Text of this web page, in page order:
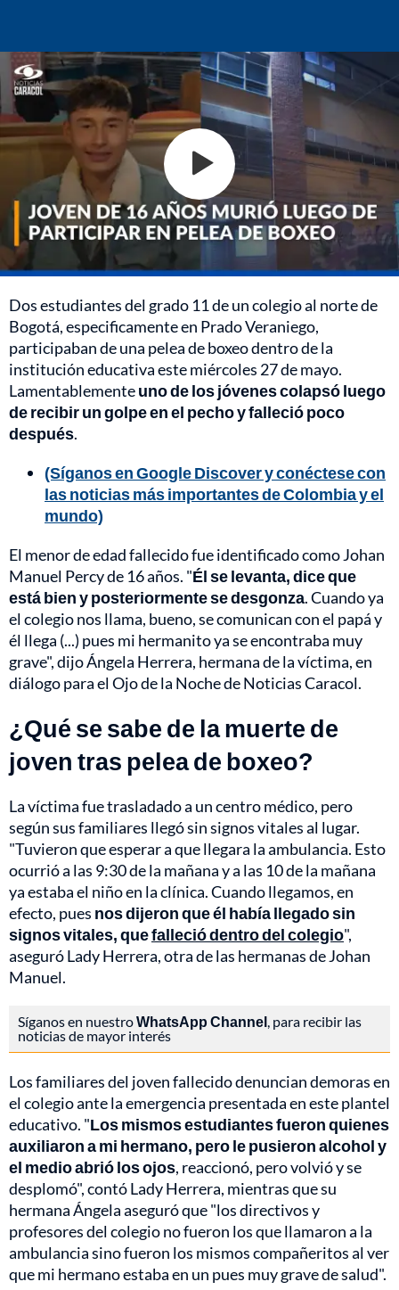
Dos estudiantes del grado 11 de un colegio al norte de
Bogotá, especificamente en Prado Veraniego,
participaban de una pelea de boxeo dentro de la
institución educativa este miércoles 27 de mayo.
Lamentablementeuno de los jóvenes colapsó luego
de recibir un golpe en el pecho y falleció poco
después.
(Síganos en Google Discover y conéctese con
las noticias más importantes de Colombia y el
mundo)
El menor de edad fallecido fue identificado como Johan
Manuel Percy de 16 años. "Él se levanta, dice que
está bien y posteriormente se desgonza. Cuando ya
el colegio nos llama, bueno, se comunican con el papá y
él llega (...) pues mi hermanito ya se encontraba muy
grave", dijo Ángela Herrera, hermana de la víctima, en
diálogo para el Ojo de la Noche de Noticias Caracol.
¿Qué se sabe de la muerte de
joven tras pelea de boxeo?
La víctima fue trasladado a un centro médico, pero
según sus familiares llegó sin signos vitales al lugar.
"Tuvieron que esperar a que llegara la ambulancia. Esto
ocurrió a las 9:30 de la mañana y a las 10 de la mañana
ya estaba el niño en la clínica. Cuando llegamos, en
efecto, pues nos dijeron que él había llegado sin
signos vitales, quefalleció dentro del colegio",
aseguró Lady Herrera, otra de las hermanas de Johan
Manuel.
Síganos en nuestroWhatsApp Channel , para recibir las
noticias de mayor interés
Los familiares del joven fallecido denuncian demoras en
el colegio ante la emergencia presentada en este plantel
educativo. "Los mismos estudiantes fueron quienes
auxiliaron a mi hermano, pero le pusieron alcohol y
el medio abrió los ojos, reaccionó, pero volvió y se
desplomó", contó Lady Herrera, mientras que su
hermana Ángela aseguró que "los directivos y
profesores del colegio no fueron los que llamaron a la
ambulancia sino fueron los mismos compañeritos al ver
que mi hermano estaba en un pues muy grave de salud".